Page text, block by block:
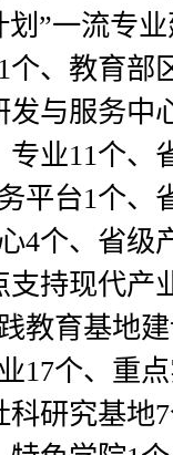
”一流专
、教育部
与服务中
业11个、
平台1个、
4个、省级
持现代产
教育基地
17个、重
研究基地